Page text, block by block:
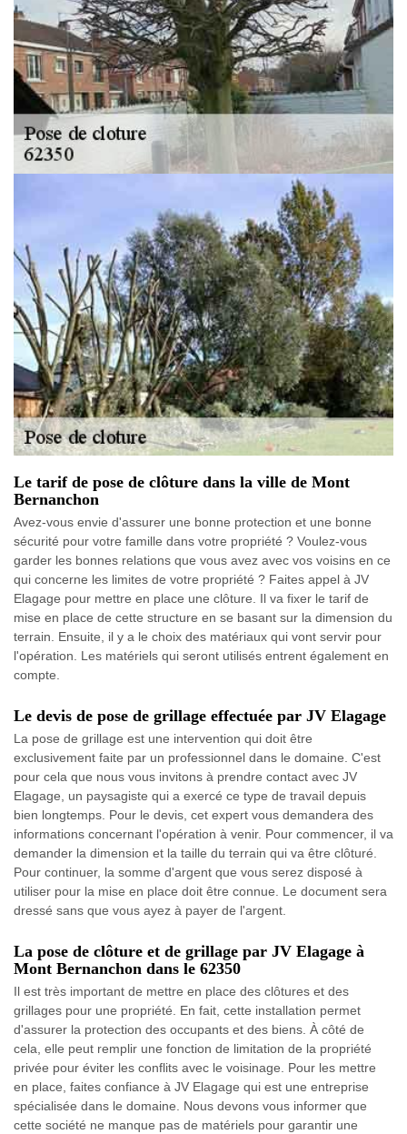
Le tarif de pose de clôture dans la ville de Mont
Bernanchon
Avez-vous envie d'assurer une bonne protection et une bonne
sécurité pour votre famille dans votre propriété ? Voulez-vous
garder les bonnes relations que vous avez avec vos voisins en ce
qui concerne les limites de votre propriété ? Faites appel à JV
Elagage pour mettre en place une clôture. Il va fixer le tarif de
mise en place de cette structure en se basant sur la dimension du
terrain. Ensuite, il y a le choix des matériaux qui vont servir pour
l'opération. Les matériels qui seront utilisés entrent également en
compte.
Le devis de pose de grillage effectuée par JV Elagage
La pose de grillage est une intervention qui doit être
exclusivement faite par un professionnel dans le domaine. C'est
pour cela que nous vous invitons à prendre contact avec JV
Elagage, un paysagiste qui a exercé ce type de travail depuis
bien longtemps. Pour le devis, cet expert vous demandera des
informations concernant l'opération à venir. Pour commencer, il va
demander la dimension et la taille du terrain qui va être clôturé.
Pour continuer, la somme d'argent que vous serez disposé à
utiliser pour la mise en place doit être connue. Le document sera
dressé sans que vous ayez à payer de l'argent.
La pose de clôture et de grillage par JV Elagage à
Mont Bernanchon dans le 62350
Il est très important de mettre en place des clôtures et des
grillages pour une propriété. En fait, cette installation permet
d'assurer la protection des occupants et des biens. À côté de
cela, elle peut remplir une fonction de limitation de la propriété
privée pour éviter les conflits avec le voisinage. Pour les mettre
en place, faites confiance à JV Elagage qui est une entreprise
spécialisée dans le domaine. Nous devons vous informer que
cette société ne manque pas de matériels pour garantir une